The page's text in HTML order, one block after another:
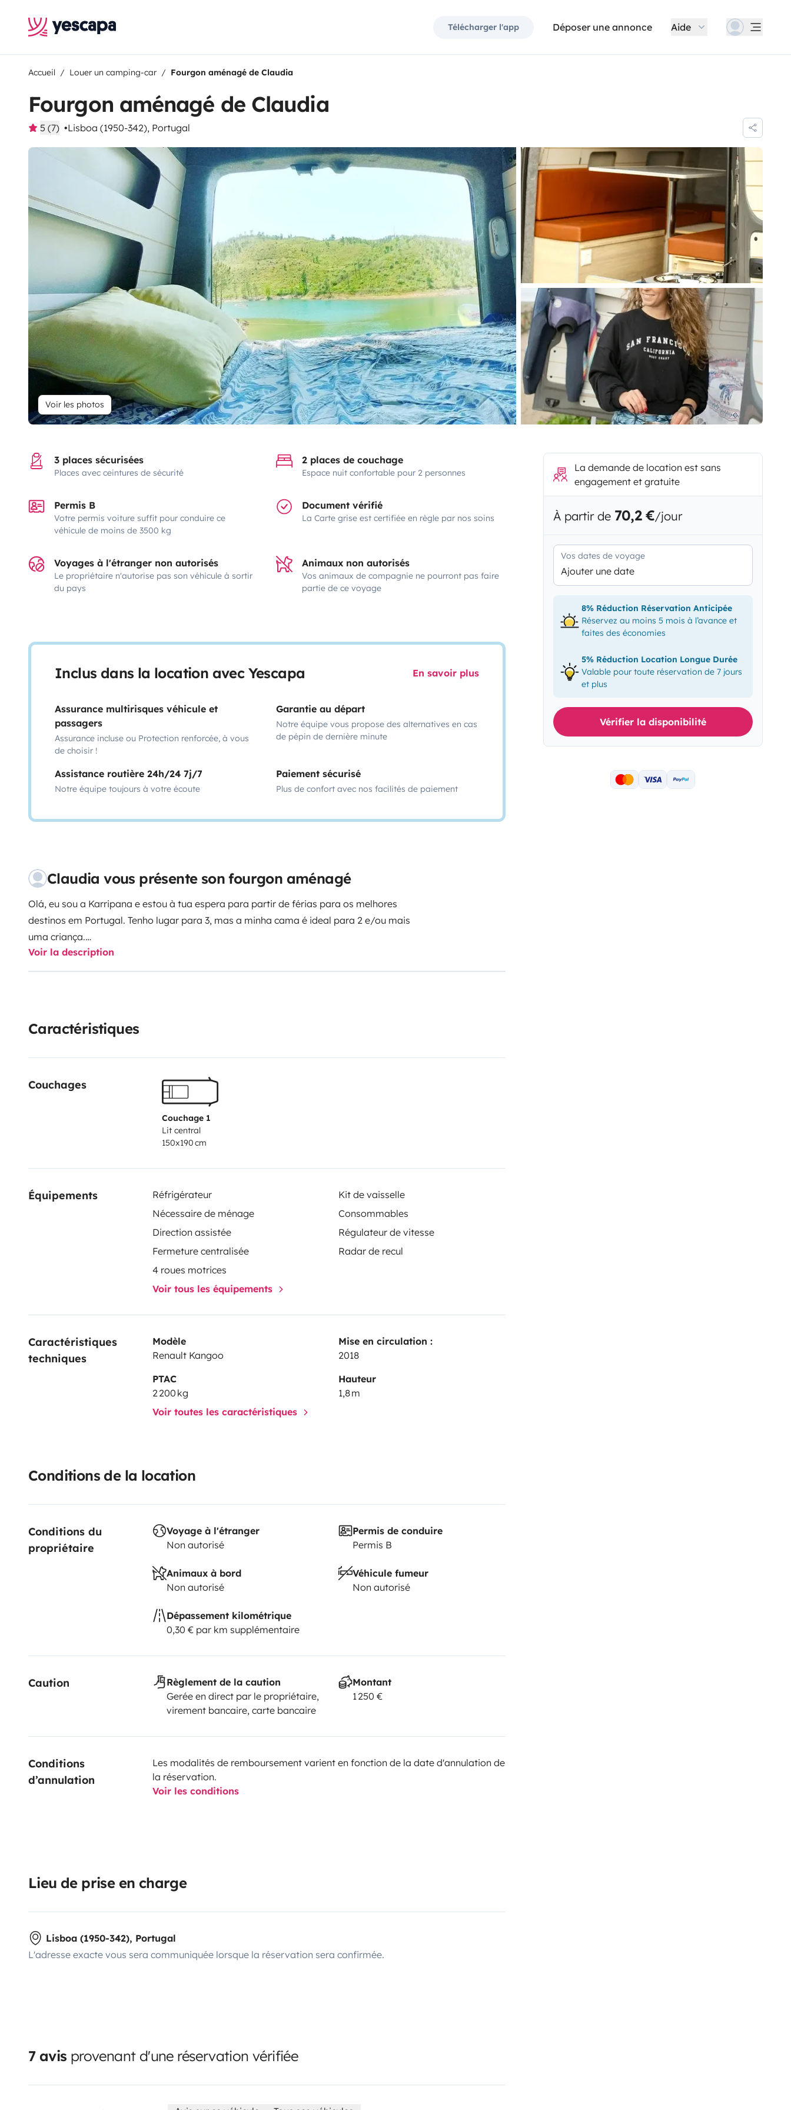
Télécharger l'app Déposer une annonce Aide
Accueil Louer un camping-car Fourgon aménagé de Claudia
Fourgon aménagé de Claudia
5 (7) Lisboa (1950-342), Portugal
Voir les photos
3 places sécurisées
Places avec ceintures de sécurité
2 places de couchage
Espace nuit confortable pour 2 personnes
Permis B
Votre permis voiture suffit pour conduire ce
véhicule de moins de 3500 kg
Document vérifié
La Carte grise est certifiée en règle par nos soins
Voyages à l'étranger non autorisés
Le propriétaire n'autorise pas son véhicule à sortir
du pays
Animaux non autorisés
Vos animaux de compagnie ne pourront pas faire
partie de ce voyage
Inclus dans la location avec Yescapa En savoir plus
Assurance multirisques véhicule et
passagers
Assurance incluse ou Protection renforcée, à vous
de choisir !
Garantie au départ
Notre équipe vous propose des alternatives en cas
de pépin de dernière minute
Assistance routière 24h/24 7j/7
Notre équipe toujours à votre écoute
Paiement sécurisé
Plus de confort avec nos facilités de paiement
Claudia vous présente son fourgon aménagé
Olá, eu sou a Karripana e estou à tua espera para partir de férias para os melhores
destinos em Portugal. Tenho lugar para 3, mas a minha cama é ideal para 2 e/ou mais
uma criança.
Também parto para escapadinhas de fim de semana, e guardo os segredos da
aventura.Sou uma van nova e muito económica 😊Até já
Voir la description
Caractéristiques
Couchages
Couchage 1
Lit central
150x190 cm
Équipements Réfrigérateur
Kit de vaisselle
Nécessaire de ménage
Consommables
Direction assistée
Régulateur de vitesse
Fermeture centralisée
Radar de recul
4 roues motrices
Voir tous les équipements
Caractéristiques
techniques
Modèle
Renault Kangoo
Mise en circulation :
2018
PTAC
2 200 kg
Hauteur
1,8 m
Voir toutes les caractéristiques
Conditions de la location
Conditions du
propriétaire
Voyage à l'étranger
Non autorisé
Permis de conduire
Permis B
Animaux à bord
Non autorisé
Véhicule fumeur
Non autorisé
Dépassement kilométrique
0,30 € par km supplémentaire
Caution
Règlement de la caution
Gerée en direct par le propriétaire,
virement bancaire, carte bancaire
Montant
1 250 €
Conditions
d’annulation
Les modalités de remboursement varient en fonction de la date d'annulation de
la réservation.
Voir les conditions
Lieu de prise en charge
Lisboa (1950-342), Portugal
L'adresse exacte vous sera communiquée lorsque la réservation sera confirmée.
7 avis provenant d'une réservation vérifiée
La demande de location est sans
engagement et gratuite
À partir de 70,2 €/jour
Vos dates de voyage
Ajouter une date
8% Réduction Réservation Anticipée
Réservez au moins 5 mois à l’avance et
faites des économies
5% Réduction Location Longue Durée
Valable pour toute réservation de 7 jours
et plus
Vérifier la disponibilité